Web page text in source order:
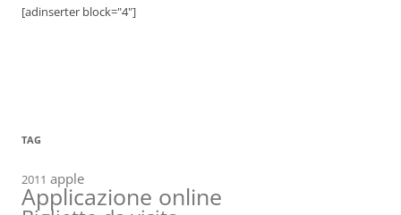
[adinserter block="4"]
TAG
2011 apple
Applicazione online